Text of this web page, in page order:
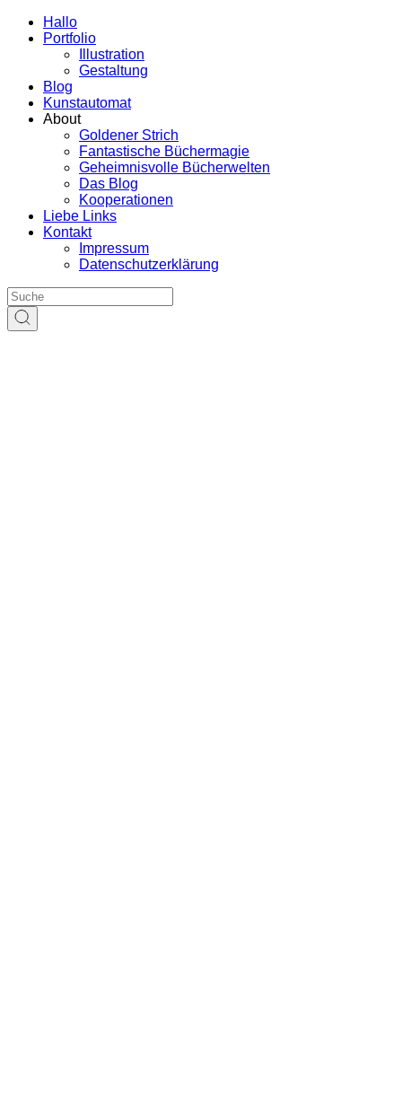
Hallo
Portfolio
Illustration
Gestaltung
Blog
Kunstautomat
About
Goldener Strich
Fantastische Büchermagie
Geheimnisvolle Bücherwelten
Das Blog
Kooperationen
Liebe Links
Kontakt
Impressum
Datenschutzerklärung